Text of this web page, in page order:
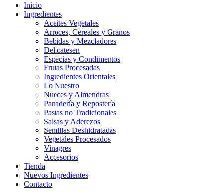
Inicio
Ingredientes
Aceites Vegetales
Arroces, Cereales y Granos
Bebidas y Mezcladores
Delicatesen
Especias y Condimentos
Frutas Procesadas
Ingredientes Orientales
Lo Nuestro
Nueces y Almendras
Panadería y Repostería
Pastas no Tradicionales
Salsas y Aderezos
Semillas Deshidratadas
Vegetales Procesados
Vinagres
Accesorios
Tienda
Nuevos Ingredientes
Contacto